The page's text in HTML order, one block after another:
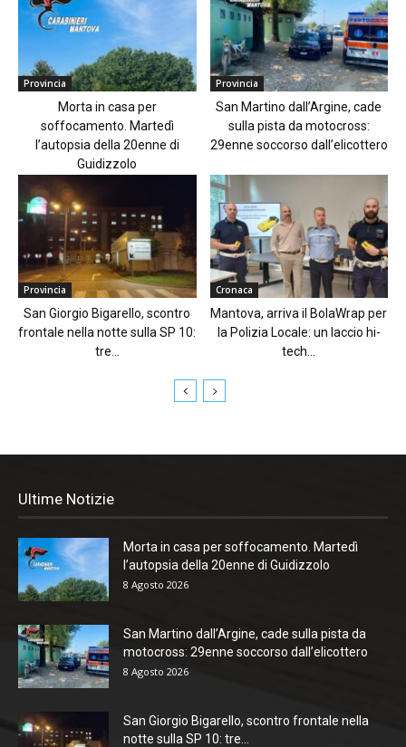
Provincia
Morta in casa per
soffocamento. Martedì
l’autopsia della 20enne di
Guidizzolo
Provincia
San Martino dall’Argine, cade
sulla pista da motocross:
29enne soccorso dall’elicottero
Provincia
San Giorgio Bigarello, scontro
frontale nella notte sulla SP 10:
tre...
Cronaca
Mantova, arriva il BolaWrap per
la Polizia Locale: un laccio hi-
tech...
Ultime Notizie
Morta in casa per soffocamento. Martedì
l’autopsia della 20enne di Guidizzolo
8 Agosto 2026
San Martino dall’Argine, cade sulla pista da
motocross: 29enne soccorso dall’elicottero
8 Agosto 2026
San Giorgio Bigarello, scontro frontale nella
notte sulla SP 10: tre...